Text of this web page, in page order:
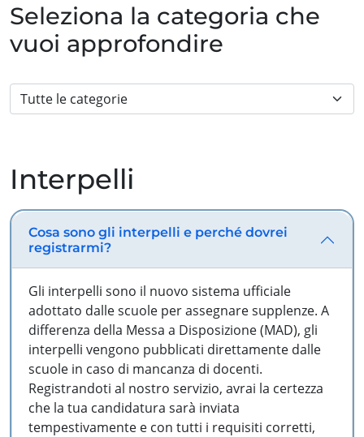
Seleziona la categoria che
vuoi approfondire
Interpelli
Cosa sono gli interpelli e perché dovrei
registrarmi?
Gli interpelli sono il nuovo sistema ufficiale
adottato dalle scuole per assegnare supplenze. A
differenza della Messa a Disposizione (MAD), gli
interpelli vengono pubblicati direttamente dalle
scuole in caso di mancanza di docenti.
Registrandoti al nostro servizio, avrai la certezza
che la tua candidatura sarà inviata
tempestivamente e con tutti i requisiti corretti,